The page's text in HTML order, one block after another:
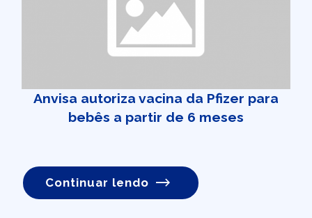
Anvisa autoriza vacina da Pfizer para
bebês a partir de 6 meses
Continuar lendo